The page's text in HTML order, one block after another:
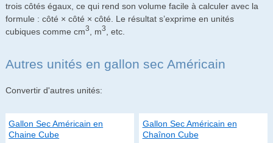
trois côtés égaux, ce qui rend son volume facile à calculer avec la
formule : côté × côté × côté. Le résultat s’exprime en unités
cubiques comme cm3 , m3 , etc.
Autres unités en gallon sec Américain
Convertir d'autres unités:
Gallon Sec Américain en
Chaine Cube
Gallon Sec Américain en
Chaînon Cube